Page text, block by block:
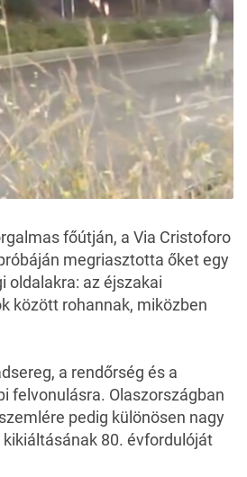
főútján, a Via Cristoforo
megriasztotta őket egy
oldalakra: az éjszakai
között rohannak, miközben
a rendőrség és a
felvonulásra. Olaszországban
pedig különösen nagy
80. évfordulóját